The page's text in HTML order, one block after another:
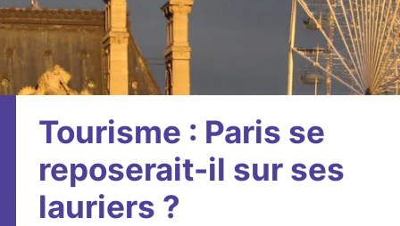
Tourisme : Paris se
reposerait-il sur ses
lauriers ?